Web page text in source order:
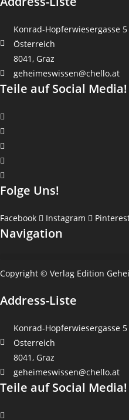
werden
Konrad-Hopferwiesergasse 5
Österreich
8041, Graz
geheimeswissen@chello.at
Teile auf Social Media!
Folge Uns!
Facebook Instagram
Navigation
Copyright © Verlag Edition
Address-Liste
Konrad-Hopferwiesergasse 5
Österreich
8041, Graz
geheimeswissen@chello.at
Teile auf Social Media!